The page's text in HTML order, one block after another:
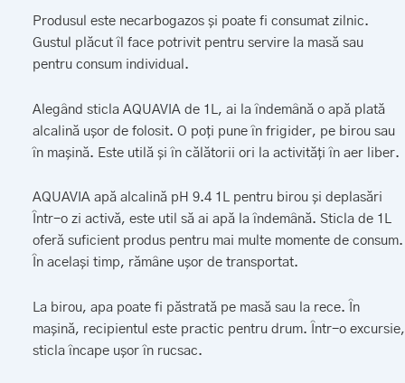
Produsul este necarbogazos și poate fi consumat zilnic.
Gustul plăcut îl face potrivit pentru servire la masă sau
pentru consum individual.
Alegând sticla AQUAVIA de 1L, ai la îndemână o apă plată
alcalină ușor de folosit. O poți pune în frigider, pe birou sau
în mașină. Este utilă și în călătorii ori la activități în aer liber.
AQUAVIA apă alcalină pH 9.4 1L pentru birou și deplasări
Într-o zi activă, este util să ai apă la îndemână. Sticla de 1L
oferă suficient produs pentru mai multe momente de consum.
În același timp, rămâne ușor de transportat.
La birou, apa poate fi păstrată pe masă sau la rece. În
mașină, recipientul este practic pentru drum. Într-o excursie,
sticla încape ușor în rucsac.